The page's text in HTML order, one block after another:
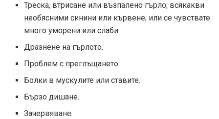
Треска, втрисане или възпалено гърло; всякакви
необясними синини или кървене; или се чувствате
много уморени или слаби.
Дразнене на гърлото.
Проблем с преглъщането.
Болки в мускулите или ставите.
Бързо дишане.
Зачервяване.